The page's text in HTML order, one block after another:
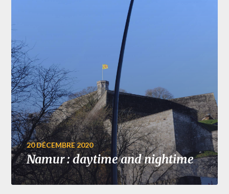
20 DÉCEMBRE 2020
Namur : daytime and nightime